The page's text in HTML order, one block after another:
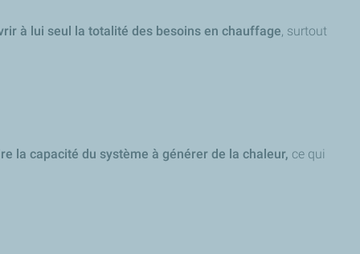
à lui seul la totalité des besoins en chauffage, surtout
la capacité du système à générer de la chaleur, ce qui